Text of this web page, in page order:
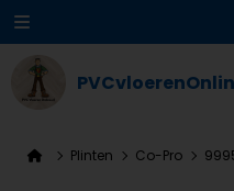
Plinten Co-Pro